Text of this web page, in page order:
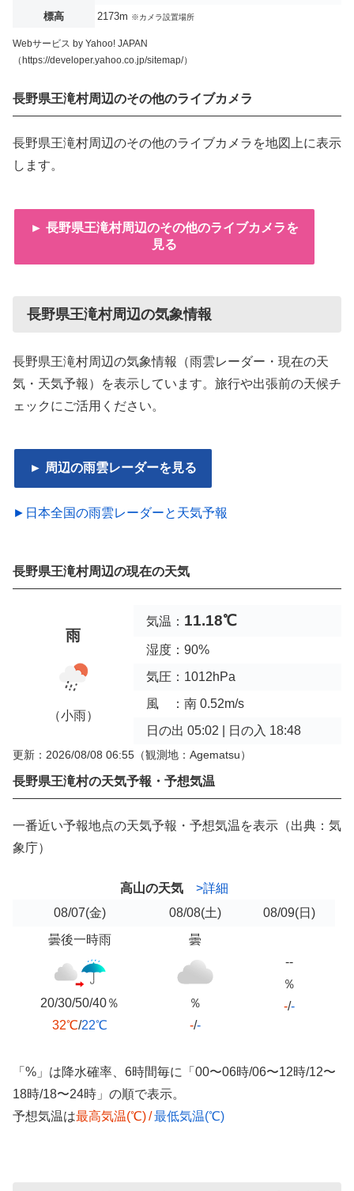
標高 2173m ※カメラ設置場所
Webサービス by Yahoo! JAPAN
（https://developer.yahoo.co.jp/sitemap/）
長野県王滝村周辺のその他のライブカメラ
長野県王滝村周辺のその他のライブカメラを地図上に表示
します。
► 長野県王滝村周辺のその他のライブカメラを
見る
長野県王滝村周辺の気象情報
長野県王滝村周辺の気象情報（雨雲レーダー・現在の天
気・天気予報）を表示しています。旅行や出張前の天候チ
ェックにご活用ください。
► 周辺の雨雲レーダーを見る
►日本全国の雨雲レーダーと天気予報
長野県王滝村周辺の現在の天気
雨
（小雨）
気温： 11.18℃
湿度：90%
気圧：1012hPa
風 ：南 0.52m/s
日の出 05:02 | 日の入 18:48
更新：2026/08/08 06:55 （観測地：Agematsu）
長野県王滝村の天気予報・予想気温
一番近い予報地点の天気予報・予想気温を表示（出典：気
象庁）
高山の天気
>詳細
08/07(金) 08/08(土) 08/09(日)
曇後一時雨
20/30/50/40％
32℃/22℃
曇
％
-/-
--
％
-/-
「%」は降水確率、6時間毎に「00〜06時/06〜12時/12〜
18時/18〜24時」の順で表示。
予想気温は最高気温(℃)/最低気温(℃)